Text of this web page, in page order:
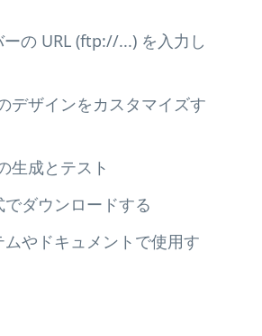
ーの URL (ftp://...) を入力し
デザインをカスタマイズす
生成とテスト
ダウンロードする
やドキュメントで使用す